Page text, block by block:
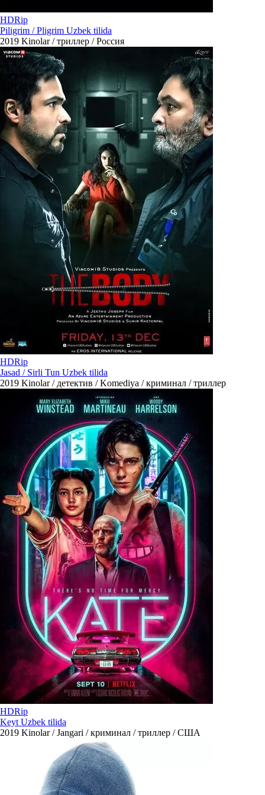
HDRip
Piligrim / Pligrim Uzbek tilida
2019 Kinolar / триллер / Россия
HDRip
Jasad / Sirli Tun Uzbek tilida
2019 Kinolar / детектив / Komediya / криминал / триллер
HDRip
Keyt Uzbek tilida
2019 Kinolar / Jangari / криминал / триллер / США